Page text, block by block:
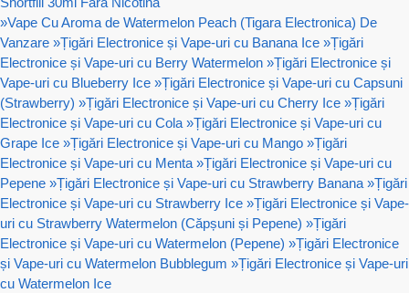
»Vape Cu Aroma de Watermelon Peach (Tigara Electronica) De
Vanzare »Țigări Electronice și Vape-uri cu Banana Ice »Țigări
Electronice și Vape-uri cu Berry Watermelon »Țigări Electronice și
Vape-uri cu Blueberry Ice »Țigări Electronice și Vape-uri cu Capsuni
(Strawberry) »Țigări Electronice și Vape-uri cu Cherry Ice »Țigări
Electronice și Vape-uri cu Cola »Țigări Electronice și Vape-uri cu
Grape Ice »Țigări Electronice și Vape-uri cu Mango »Țigări
Electronice și Vape-uri cu Menta »Țigări Electronice și Vape-uri cu
Pepene »Țigări Electronice și Vape-uri cu Strawberry Banana »Țigări
Electronice și Vape-uri cu Strawberry Ice »Țigări Electronice și Vape-
uri cu Strawberry Watermelon (Căpșuni și Pepene) »Țigări
Electronice și Vape-uri cu Watermelon (Pepene) »Țigări Electronice
și Vape-uri cu Watermelon Bubblegum »Țigări Electronice și Vape-uri
cu Watermelon Ice